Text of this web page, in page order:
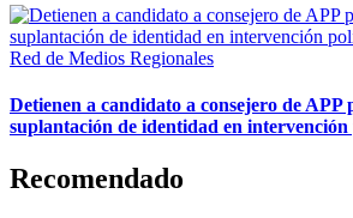
Red de Medios Regionales
Detienen a candidato a consejero de APP
suplantación de identidad en
Recomendado